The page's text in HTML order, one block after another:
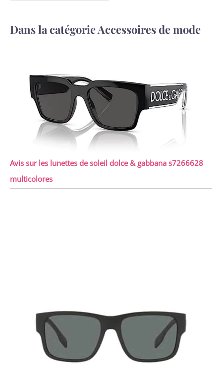
Dans la catégorie Accessoires de mode
Avis sur les lunettes de soleil dolce & gabbana s7266628
multicolores